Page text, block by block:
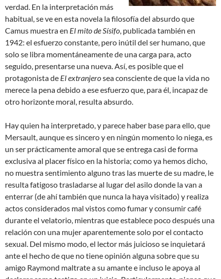
verdad. En la interpretación más
habitual, se ve en esta novela la filosofía del absurdo que
Camus muestra en El mito de Sísifo, publicada también en
1942: el esfuerzo constante, pero inútil del ser humano, que
solo se libra momentáneamente de una carga para, acto
seguido, presentarse una nueva. Así, es posible que el
protagonista de El extranjerosea consciente de que la vida no
merece la pena debido a ese esfuerzo que, para él, incapaz de
otro horizonte moral, resulta absurdo.
Hay quien ha interpretado, y parece haber base para ello, que
Mersault, aunque es sincero y en ningún momento lo niega, es
un ser prácticamente amoral que se entrega casi de forma
exclusiva al placer físico en la historia; como ya hemos dicho,
no muestra sentimiento alguno tras las muerte de su madre, le
resulta fatigoso trasladarse al lugar del asilo donde la van a
enterrar (de ahí también que nunca la haya visitado) y realiza
actos considerados mal vistos como fumar y consumir café
durante el velatorio, mientras que establece poco después una
relación con una mujer aparentemente solo por el contacto
sexual. Del mismo modo, el lector más juicioso se inquietará
ante el hecho de que no tiene opinión alguna sobre que su
amigo Raymond maltrate a su amante e incluso le apoya al